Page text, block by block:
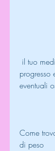
progresso
eventuali
Come
di peso